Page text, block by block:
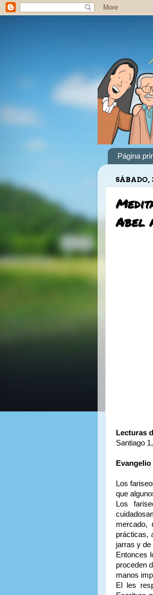
Página
SÁBADO,
Abel
Lecturas
Santiago
Evangelio
Los
que
Los
mercado,
prácticas,
jarras y de
Entonces
proceden
manos
El les